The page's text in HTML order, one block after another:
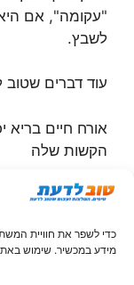
כדי לשפר את חוויית
מידע במכשיר. שימוש
"עקומה", אם
לשבץ.
עוד דברים
אורח חיים
הקשות שלה
וכן יש לבצע
הצוואר